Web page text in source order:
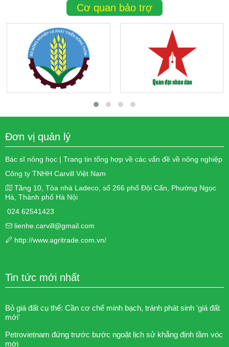
Cơ quan bảo trợ
Đơn vị quản lý
Bác sĩ nông học | Trang tin tổng hợp về các vấn đề về nông nghiệp
Công ty TNHH Carvill Việt Nam
Tầng 10, Tòa nhà Ladeco, số 266 phố Đội Cấn, Phường Ngọc
Hà, Thành phố Hà Nội
024 62541423
lienhe.carvill@gmail.com
http://www.agritrade.com.vn/
Tin tức mới nhất
Bỏ giá đất cụ thể: Cần cơ chế minh bạch, tránh phát sinh 'giá đất
mới'
Petrovietnam đứng trước bước ngoặt lịch sử khẳng định tầm vóc
mới